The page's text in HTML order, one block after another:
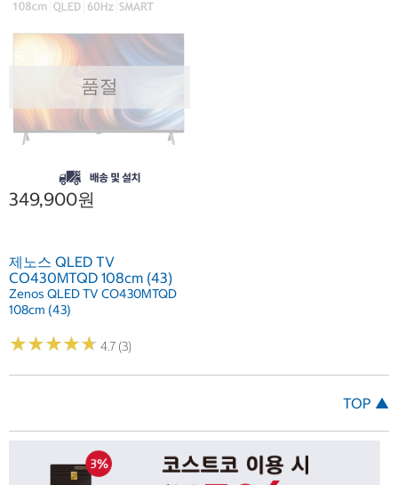
품절
349,900원
제노스 QLED TV
CO430MTQD 108cm (43)
Zenos QLED TV CO430MTQD
108cm (43)
★★★★★
★★★★★ 4.7 (3)
TOP ▲